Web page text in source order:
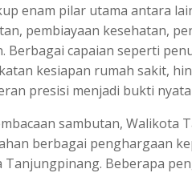
enam pilar utama antara
pembiayaan kesehatan,
Berbagai capaian seperti
kesiapan rumah sakit,
presisi menjadi bukti
sambutan, Walikota
berbagai penghargaan
Tanjungpinang. Beberapa